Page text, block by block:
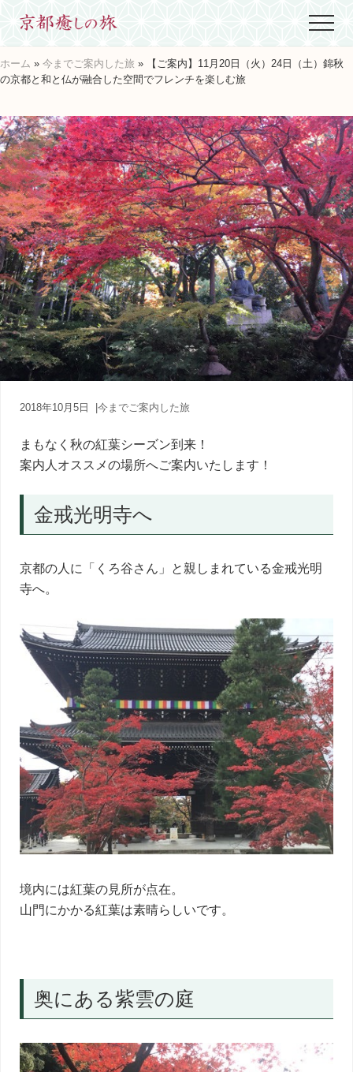
main
content
primary
sidebar
footer
世
界
に
た
た
ひ
と
つ、
京
都
生
ま
れ
京
都
育
ち
の
案
内
人
あ
寄
添
癒
の
旅
Menu
ホーム » 今までご案内した旅 » 【ご案内】11月20日（火）24日（土）錦秋
の京都と和と仏が融合した空間でフレンチを楽しむ旅
2018年10月5日 今までご案内した旅
まもなく秋の紅葉シーズン到来！
案内人オススメの場所へご案内いたします！
金戒光明寺へ
京都の人に「くろ谷さん」と親しまれている金戒光明
寺へ。
境内には紅葉の見所が点在。
山門にかかる紅葉は素晴らしいです。
奥にある紫雲の庭